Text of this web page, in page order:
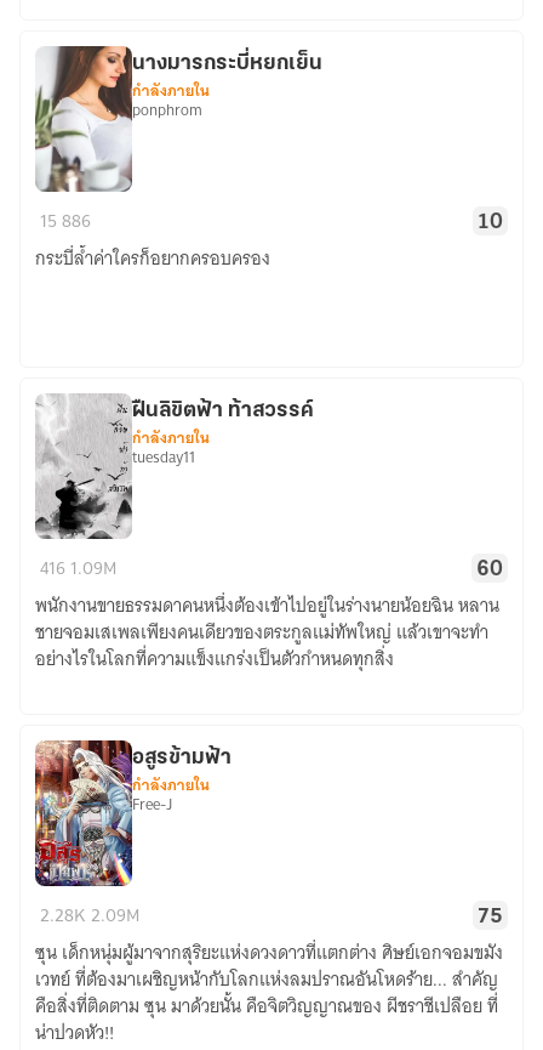
มาร
กระบี่
นางมารกระบี่หยกเย็น
กำลังภายใน
ponphrom
15886 10
กระบี่ล้ำค่าใครก็อยากครอบครอง
ลิขิต
ฟ้า
ท้า
สวรรค์
ฝืนลิขิตฟ้า ท้าสวรรค์
กำลังภายใน
tuesday11
416 1.09M 60
พนักงานขายธรรมดาคนหนึ่งต้องเข้าไปอยู่ในร่างนายน้อยฉิน หลาน
ชายจอมเสเพลเพียงคนเดียวของตระกูลแม่ทัพใหญ่ แล้วเขาจะทำ
อย่างไรในโลกที่ความแข็งแกร่งเป็นตัวกำหนดทุกสิ่ง
ข้าม
ฟ้า
อสูรข้ามฟ้า
กำลังภายใน
Free-J
2.28K 2.09M 75
ซุน เด็กหนุ่มผู้มาจากสุริยะแห่งดวงดาวที่แตกต่าง ศิษย์เอกจอมขมัง
เวทย์ ที่ต้องมาเผชิญหน้ากับโลกแห่งลมปราณอันโหดร้าย... สำคัญ
คือสิ่งที่ติดตาม ซุน มาด้วยนั้น คือจิตวิญญาณของ ผีชราชีเปลือย ที่
น่าปวดหัว!!